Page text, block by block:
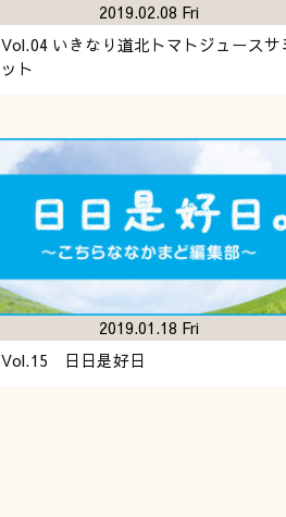
Vol.04 いきなり道北トマトジュースサ
ット
2019.02.08 Fri
Vol.15 日日是好日
2019.01.18 Fri